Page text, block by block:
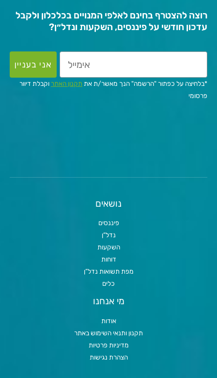
רוצה להצטרף בחינם לאלפי המנויים בכלכלון ולקבל
עדכון חודשי על פיננסים, השקעות ונדל״ן?
אני בעניין
*בלחיצה על כפתור "הרשמה" הנך מאשר/ת את תקנון האתר וקבלת דיוור
פרסומי
נושאים
פיננסים
נדל”ן
השקעות
דוחות
מפת תשואות נדל”ן
כלים
מי אנחנו
אודות
תקנון ותנאי השימוש באתר
מדיניות פרטיות
הצהרת נגישות